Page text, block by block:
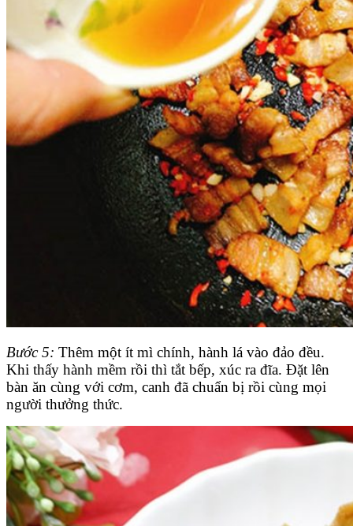
Bước 5: Thêm một ít mì chính, hành lá vào đảo đều.
Khi thấy hành mềm rồi thì tắt bếp, xúc ra đĩa. Đặt lên
bàn ăn cùng với cơm, canh đã chuẩn bị rồi cùng mọi
người thưởng thức.